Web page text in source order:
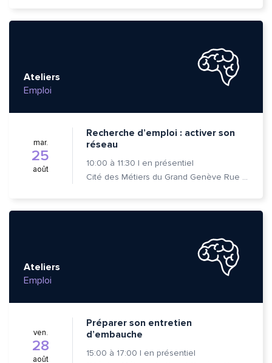
Ateliers
Emploi
mar.
25
août
Recherche d’emploi : activer son
réseau
10:00 à 11:30 | en présentiel
Cité des Métiers du Grand Genève Rue Prévost-Martin 6 1205 Genève
Ateliers
Emploi
ven.
28
août
Préparer son entretien
d’embauche
15:00 à 17:00 | en présentiel